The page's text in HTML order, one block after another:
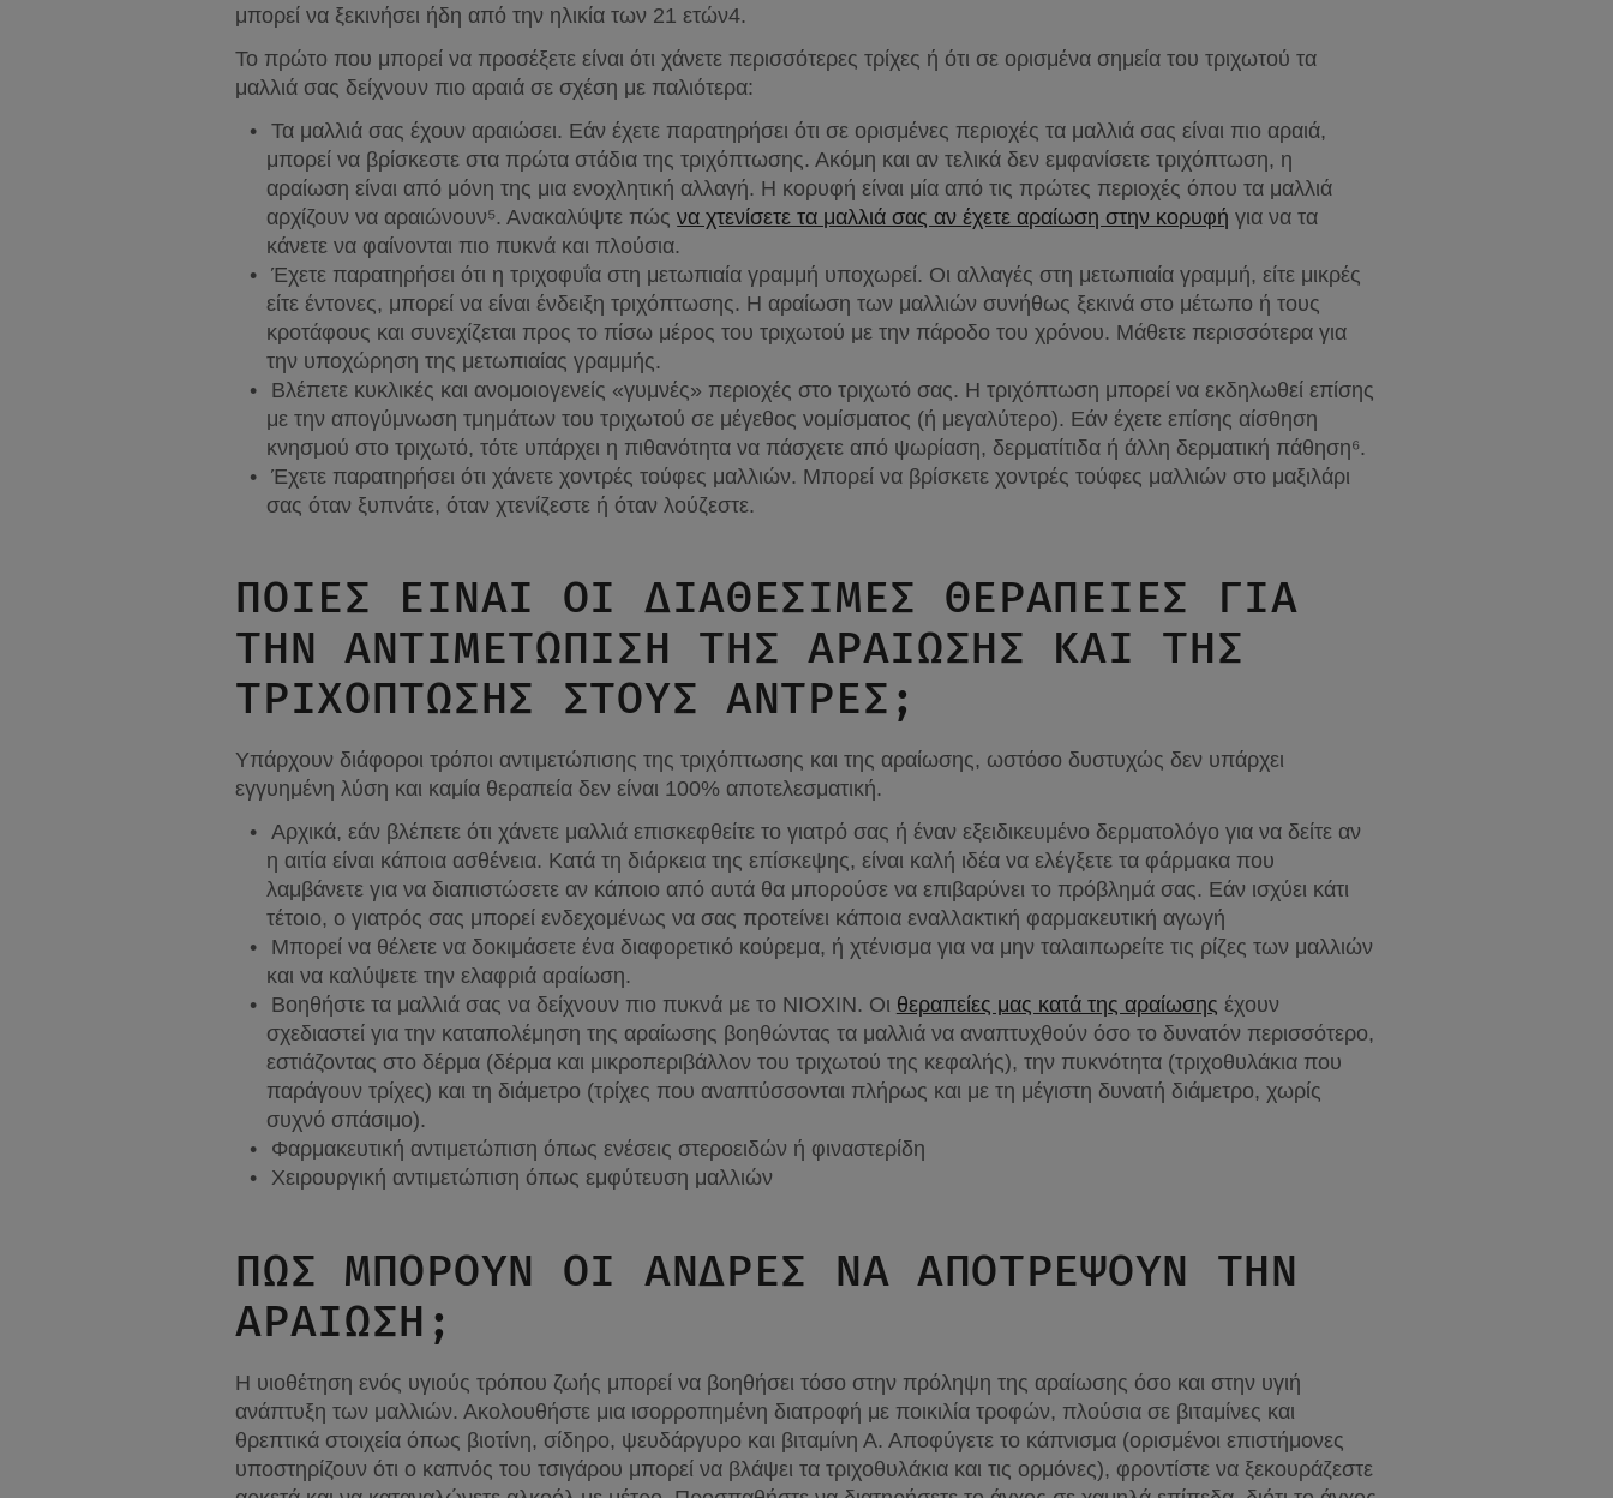
μπορεί να ξεκινήσει ήδη από την ηλικία των 21 ετών4.
Το πρώτο που μπορεί να προσέξετε είναι ότι χάνετε περισσότερες τρίχες ή ότι σε ορισμένα σημεία του τριχωτού τα
μαλλιά σας δείχνουν πιο αραιά σε σχέση με παλιότερα:
Τα μαλλιά σας έχουν αραιώσει. Εάν έχετε παρατηρήσει ότι σε ορισμένες περιοχές τα μαλλιά σας είναι πιο αραιά,
μπορεί να βρίσκεστε στα πρώτα στάδια της τριχόπτωσης. Ακόμη και αν τελικά δεν εμφανίσετε τριχόπτωση, η
αραίωση είναι από μόνη της μια ενοχλητική αλλαγή. Η κορυφή είναι μία από τις πρώτες περιοχές όπου τα μαλλιά
αρχίζουν να αραιώνουν⁵. Ανακαλύψτε πώς να χτενίσετε τα μαλλιά σας αν έχετε αραίωση στην κορυφή για να τα
κάνετε να φαίνονται πιο πυκνά και πλούσια.
Έχετε παρατηρήσει ότι η τριχοφυΐα στη μετωπιαία γραμμή υποχωρεί. Οι αλλαγές στη μετωπιαία γραμμή, είτε μικρές
είτε έντονες, μπορεί να είναι ένδειξη τριχόπτωσης. Η αραίωση των μαλλιών συνήθως ξεκινά στο μέτωπο ή τους
κροτάφους και συνεχίζεται προς το πίσω μέρος του τριχωτού με την πάροδο του χρόνου. Μάθετε περισσότερα για
την υποχώρηση της μετωπιαίας γραμμής.
Βλέπετε κυκλικές και ανομοιογενείς «γυμνές» περιοχές στο τριχωτό σας. Η τριχόπτωση μπορεί να εκδηλωθεί επίσης
με την απογύμνωση τμημάτων του τριχωτού σε μέγεθος νομίσματος (ή μεγαλύτερο). Εάν έχετε επίσης αίσθηση
κνησμού στο τριχωτό, τότε υπάρχει η πιθανότητα να πάσχετε από ψωρίαση, δερματίτιδα ή άλλη δερματική πάθηση⁶.
Έχετε παρατηρήσει ότι χάνετε χοντρές τούφες μαλλιών. Μπορεί να βρίσκετε χοντρές τούφες μαλλιών στο μαξιλάρι
σας όταν ξυπνάτε, όταν χτενίζεστε ή όταν λούζεστε.
ΠΟΙΕΣ ΕΊΝΑΙ ΟΙ ΔΙΑΘΈΣΙΜΕΣ ΘΕΡΑΠΕΊΕΣ ΓΙΑ
ΤΗΝ ΑΝΤΙΜΕΤΏΠΙΣΗ ΤΗΣ ΑΡΑΊΩΣΗΣ ΚΑΙ ΤΗΣ
ΤΡΙΧΌΠΤΩΣΗΣ ΣΤΟΥΣ ΆΝΤΡΕΣ;
Υπάρχουν διάφοροι τρόποι αντιμετώπισης της τριχόπτωσης και της αραίωσης, ωστόσο δυστυχώς δεν υπάρχει
εγγυημένη λύση και καμία θεραπεία δεν είναι 100% αποτελεσματική.
Αρχικά, εάν βλέπετε ότι χάνετε μαλλιά επισκεφθείτε το γιατρό σας ή έναν εξειδικευμένο δερματολόγο για να δείτε αν
η αιτία είναι κάποια ασθένεια. Κατά τη διάρκεια της επίσκεψης, είναι καλή ιδέα να ελέγξετε τα φάρμακα που
λαμβάνετε για να διαπιστώσετε αν κάποιο από αυτά θα μπορούσε να επιβαρύνει το πρόβλημά σας. Εάν ισχύει κάτι
τέτοιο, ο γιατρός σας μπορεί ενδεχομένως να σας προτείνει κάποια εναλλακτική φαρμακευτική αγωγή
Μπορεί να θέλετε να δοκιμάσετε ένα διαφορετικό κούρεμα, ή χτένισμα για να μην ταλαιπωρείτε τις ρίζες των μαλλιών
και να καλύψετε την ελαφριά αραίωση.
Βοηθήστε τα μαλλιά σας να δείχνουν πιο πυκνά με το NIOXIN. Οι θεραπείες μας κατά της αραίωσης έχουν
σχεδιαστεί για την καταπολέμηση της αραίωσης βοηθώντας τα μαλλιά να αναπτυχθούν όσο το δυνατόν περισσότερο,
εστιάζοντας στο δέρμα (δέρμα και μικροπεριβάλλον του τριχωτού της κεφαλής), την πυκνότητα (τριχοθυλάκια που
παράγουν τρίχες) και τη διάμετρο (τρίχες που αναπτύσσονται πλήρως και με τη μέγιστη δυνατή διάμετρο, χωρίς
συχνό σπάσιμο).
Φαρμακευτική αντιμετώπιση όπως ενέσεις στεροειδών ή φιναστερίδη
Χειρουργική αντιμετώπιση όπως εμφύτευση μαλλιών
ΠΏΣ ΜΠΟΡΟΎΝ ΟΙ ΆΝΔΡΕΣ ΝΑ ΑΠΟΤΡΈΨΟΥΝ ΤΗΝ
ΑΡΑΊΩΣΗ;
Η υιοθέτηση ενός υγιούς τρόπου ζωής μπορεί να βοηθήσει τόσο στην πρόληψη της αραίωσης όσο και στην υγιή
ανάπτυξη των μαλλιών. Ακολουθήστε μια ισορροπημένη διατροφή με ποικιλία τροφών, πλούσια σε βιταμίνες και
θρεπτικά στοιχεία όπως βιοτίνη, σίδηρο, ψευδάργυρο και βιταμίνη Α. Αποφύγετε το κάπνισμα (ορισμένοι επιστήμονες
υποστηρίζουν ότι ο καπνός του τσιγάρου μπορεί να βλάψει τα τριχοθυλάκια και τις ορμόνες), φροντίστε να ξεκουράζεστε